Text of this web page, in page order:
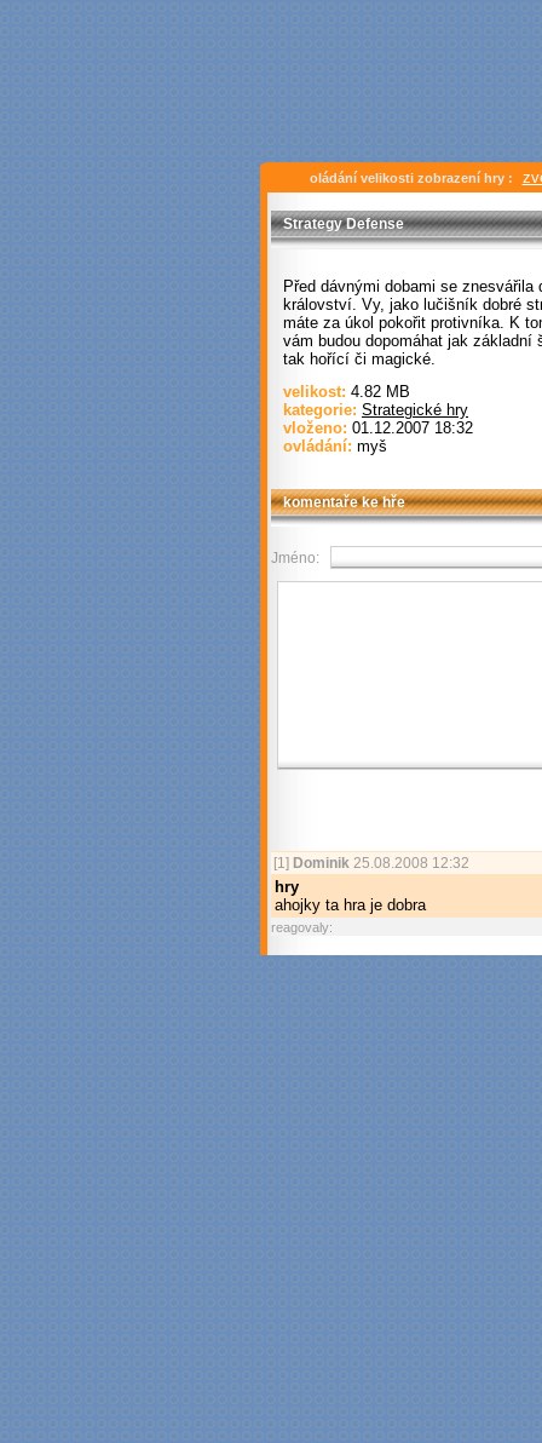
oládání velikosti zobrazení hry :
Strategy Defense
Před dávnými dobami se znesvářila
království. Vy, jako lučišník dobré
máte za úkol pokořit protivníka. K
vám budou dopomáhat jak základní
tak hořící či magické.
velikost: 4.82 MB
kategorie: Strategické hry
vloženo: 01.12.2007 18:32
ovládání: myš
komentaře ke hře
Jméno:
[1] Dominik 25.08.2008 12:32
hry
ahojky ta hra je dobra
reagovaly: